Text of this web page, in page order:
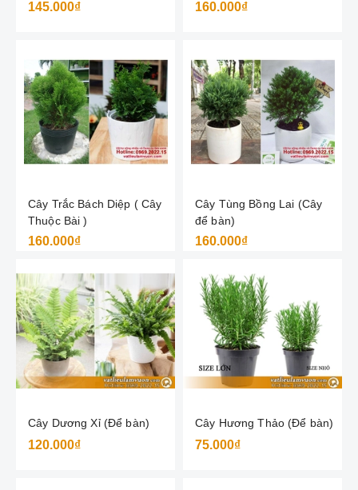
145.000₫ 160.000₫
Cây Trắc Bách Diệp ( Cây
Thuộc Bài )
160.000₫
Cây Tùng Bồng Lai (Cây
để bàn)
160.000₫
Cây Dương Xỉ (Để bàn)
120.000₫
Cây Hương Thảo (Để bàn)
75.000₫